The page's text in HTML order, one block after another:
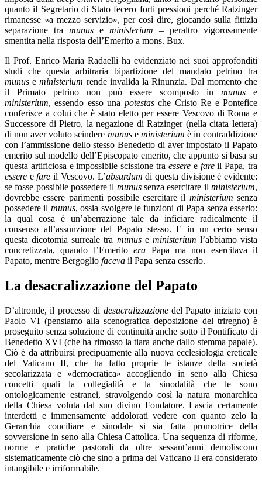
quanto il Segretario di Stato fecero forti pressioni perché Ratzinger
rimanesse «a mezzo servizio», per così dire, giocando sulla fittizia
separazione tra munus e ministerium – peraltro vigorosamente
smentita nella risposta dell’Emerito a mons. Bux.
Il Prof. Enrico Maria Radaelli ha evidenziato nei suoi approfonditi
studi che questa arbitraria bipartizione del mandato petrino tra
munus eministerium rende invalida la Rinunzia. Dal momento che
il Primato petrino non può essere scomposto in munus e
ministerium, essendo esso una potestasche Cristo Re e Pontefice
conferisce a colui che è stato eletto per essere Vescovo di Roma e
Successore di Pietro, la negazione di Ratzinger (nella citata lettera)
di non aver voluto scindere munuse ministerium è in contraddizione
con l’ammissione dello stesso Benedetto di aver impostato il Papato
emerito sul modello dell’Episcopato emerito, che appunto si basa su
questa artificiosa e impossibile scissione tra esseree fareil Papa, tra
essere efare il Vescovo. L’absurdum di questa divisione è evidente:
se fosse possibile possedere il munussenza esercitare ilministerium,
dovrebbe essere parimenti possibile esercitare il ministerium senza
possedere il munus, ossia svolgere le funzioni di Papa senza esserlo:
la qual cosa è un’aberrazione tale da inficiare radicalmente il
consenso all’assunzione del Papato stesso. E in un certo senso
questa dicotomia surreale tra munuse ministerium l’abbiamo vista
concretizzata, quando l’Emeritoera Papa ma non esercitava il
Papato, mentre Bergoglio faceva il Papa senza esserlo.
La desacralizzazione del Papato
D’altronde, il processo di desacralizzazionedel Papato iniziato con
Paolo VI (pensiamo alla scenografica deposizione del triregno) è
proseguito senza soluzione di continuità anche sotto il Pontificato di
Benedetto XVI (che ha rimosso la tiara anche dallo stemma papale).
Ciò è da attribuirsi precipuamente alla nuova ecclesiologia ereticale
del Vaticano II, che ha fatto proprie le istanze della società
secolarizzata e «democratica» accogliendo in seno alla Chiesa
concetti quali la collegialità e la sinodalità che le sono
ontologicamente estranei, stravolgendo così la natura monarchica
della Chiesa voluta dal suo divino Fondatore. Lascia certamente
interdetti e immensamente addolorati vedere con quanto zelo la
Gerarchia conciliare e sinodale si sia fatta promotrice della
sovversione in seno alla Chiesa Cattolica. Una sequenza di riforme,
norme e pratiche pastorali da oltre sessant’anni demoliscono
sistematicamente ciò che sino a prima del Vaticano II era considerato
intangibile e irriformabile.